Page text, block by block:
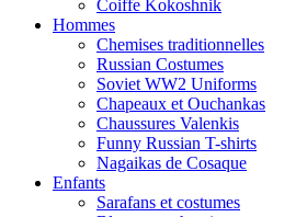
Coiffe Kokoshnik
Hommes
Chemises traditionnelles
Russian Costumes
Soviet WW2 Uniforms
Chapeaux et Ouchankas
Chaussures Valenkis
Funny Russian T-shirts
Nagaikas de Cosaque
Enfants
Sarafans et costumes